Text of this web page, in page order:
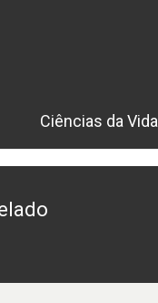
Ciências da Vida